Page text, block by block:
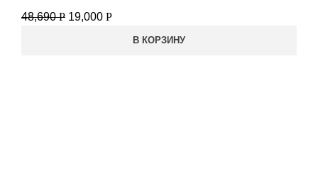
48,690Р 19,000 Р
В КОРЗИНУ